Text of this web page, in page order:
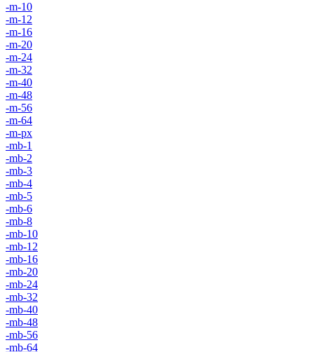
-m-10
-m-12
-m-16
-m-20
-m-24
-m-32
-m-40
-m-48
-m-56
-m-64
-m-px
-mb-1
-mb-2
-mb-3
-mb-4
-mb-5
-mb-6
-mb-8
-mb-10
-mb-12
-mb-16
-mb-20
-mb-24
-mb-32
-mb-40
-mb-48
-mb-56
-mb-64